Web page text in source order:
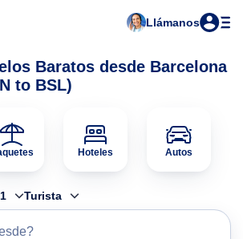
Llámanos
Baratos desde Barcelona
to BSL)
Hoteles Autos
1 Turista